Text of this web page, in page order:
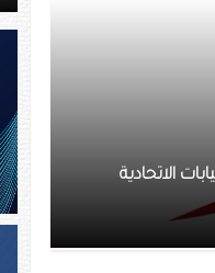
بوتلز» عبر شبكة الـ 18 مدرسة